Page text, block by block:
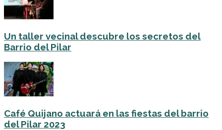
Un taller vecinal descubre los secretos del
Barrio del Pilar
Café Quijano actuará en las fiestas del barrio
del Pilar 2023